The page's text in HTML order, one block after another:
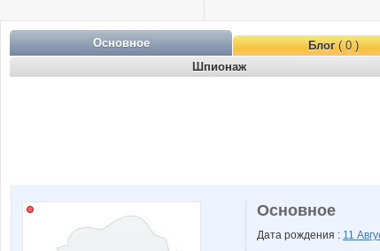
Основное Блог( 0 )
Шпионаж
Основное
Дата рождения : 11